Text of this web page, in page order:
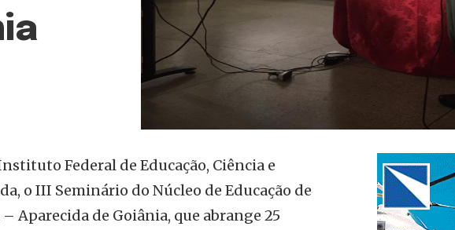
Federal de Educação, Ciência e
o III Seminário do Núcleo de Educação de
Aparecida de Goiânia, que abrange 25